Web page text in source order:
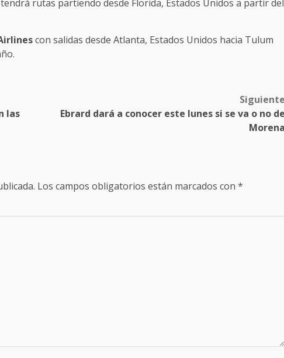
rutas partiendo desde Florida, Estados Unidos a partir del
con salidas desde Atlanta, Estados Unidos hacia Tulum
las
Siguiente
Ebrard dará a conocer este lunes si se va o no de
Morena
Los campos obligatorios están marcados con *